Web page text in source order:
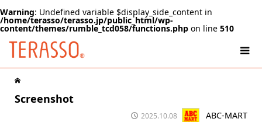
Warning: Undefined variable $display_side_content in
/home/terasso/terasso.jp/public_html/wp-
content/themes/rumble_tcd058/functions.php on line 510
Screenshot
2025.10.08 ABC-MART